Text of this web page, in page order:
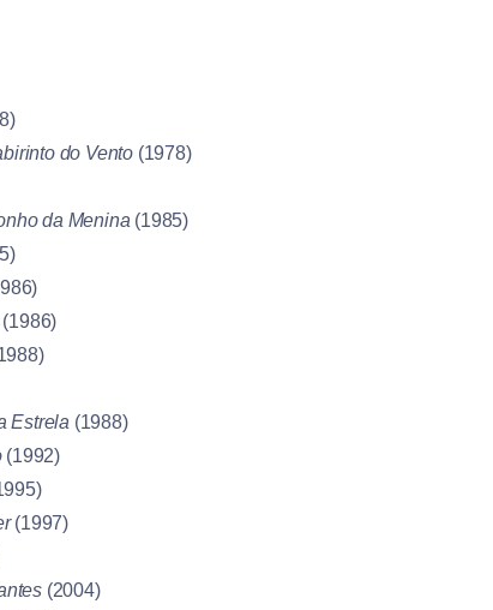
do Vento (1978)
da Menina (1985)
Estrela (1988)
(1992)
(1997)
(2004)